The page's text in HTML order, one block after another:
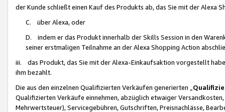
der Kunde schließt einen Kauf des Produkts ab, das Sie mit der Alexa
C. über Alexa, oder
D. indem er das Produkt innerhalb der Skills Session in den
seiner erstmaligen Teilnahme an der Alexa Shopping Action
iii. das Produkt, das Sie mit der Alexa-Einkaufsaktion vorgestellt
ihm bezahlt.
Die aus den einzelnen Qualifizierten Verkäufen generierten „
Qualifizierten Verkäufe einnehmen, abzüglich etwaiger
Mehrwertsteuer), Servicegebühren, Gutschriften, Preisnachlässe,